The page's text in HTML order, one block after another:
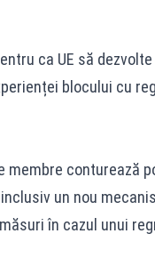
ca UE să
blocului cu
conturează
un nou
în cazul unui